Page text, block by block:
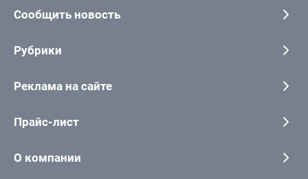
Сообщить новость
Рубрики
Реклама на сайте
Прайс-лист
О компании